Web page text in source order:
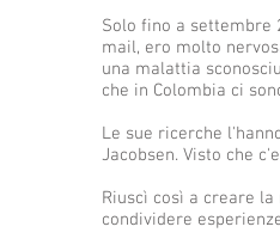
Solo fino a settembre
mail, ero molto
una malattia
che in Colombia ci
Le sue ricerche
Jacobsen. Visto che
Riuscì così a creare
condividere